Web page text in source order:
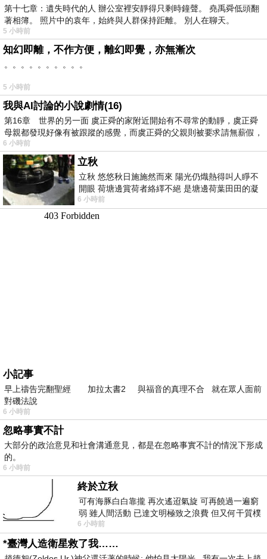
第十七章：遺失時代的人 辦公室裡安靜得只剩時鐘聲。 堯禹舜低頭翻
著相簿。 照片中的袁年，始終與人群保持距離。 別人在聊天。
5 小時前
知幻即離，不作方便，離幻即覺，亦無漸次
。。。。。。。。。。
5 小時前
我與AI討論的小說劇情(16)
第16章 世界的另一面 虞正舜的家附近開始有不尋常的動靜，虞正舜
母親都發現好像有被跟蹤的感覺，而虞正舜的父親則被要求請無薪假，
6 小時前
立秋
立秋 悠悠秋日施施然而來 陽光仍熾熱得叫人睜不
開眼 荷塘邊賞荷者絡繹不絕 是塘邊荷葉田田的凝
望 風中飄逸的是映日荷花別樣紅
6 小時前
小記事
早上禱告完翻聖經 加拉太書2 與福音的真理不合 就在眾人面前
對磯法說
6 小時前
忽略事實不計
大部分的政治意見和社會溝通意見，都是在忽略事實不計的情況下形成
的。
6 小時前
終於立秋
可有海豚白白靠攏 再次遙迢氣旋 可再饒過一遍窮
弱 雖人間活動 已達文明極致之浪費 但又何干質樸
者 只能白白陪葬
6 小時前
*臺灣人造衛星救了我……